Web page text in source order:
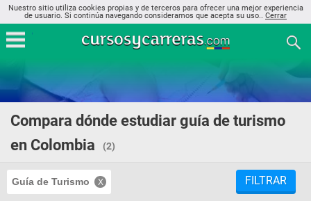
Nuestro sitio utiliza cookies propias y de terceros para ofrecer una mejor experiencia
de usuario. Si continúa navegando consideramos que acepta su uso.. Cerrar
Compara dónde estudiar guía de turismo
en Colombia
(2)
Guía de Turismo FILTRAR